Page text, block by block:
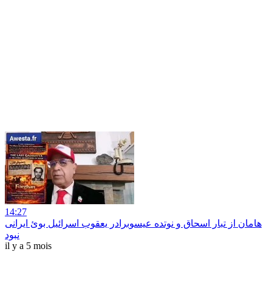
14:27
هامان از تبار اسحاق و نوتده عیسوبرادر یعقوب اسرائیل بوئ ایرانی
نبود
il y a 5 mois